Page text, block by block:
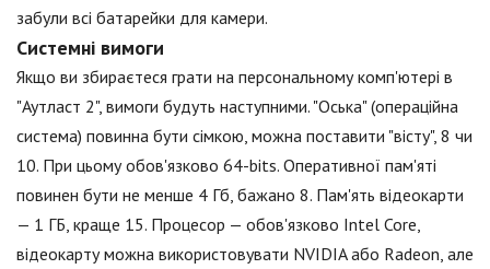
забули всі батарейки для камери.
Системні вимоги
Якщо ви збираєтеся грати на персональному комп'ютері в
"Аутласт 2", вимоги будуть наступними. "Оська" (операційна
система) повинна бути сімкою, можна поставити "вісту", 8 чи
10. При цьому обов'язково 64-bits. Оперативної пам'яті
повинен бути не менше 4 Гб, бажано 8. Пам'ять відеокарти
— 1 ГБ, краще 15. Процесор — обов'язково Intel Core,
відеокарту можна використовувати NVIDIA або Radeon, але